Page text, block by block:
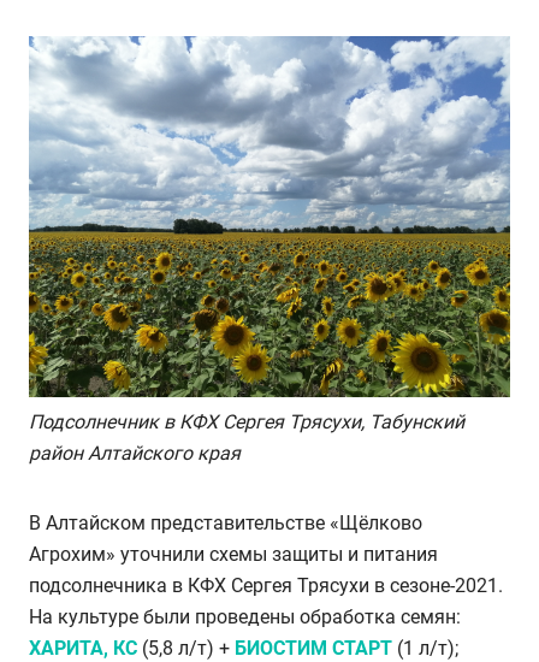
Подсолнечник в КФХ Сергея Трясухи, Табунский
район Алтайского края
В Алтайском представительстве «Щёлково
Агрохим» уточнили схемы защиты и питания
подсолнечника в КФХ Сергея Трясухи в сезоне-2021.
На культуре были проведены обработка семян:
ХАРИТА, КС (5,8 л/т) + БИОСТИМ СТАРТ (1 л/т);